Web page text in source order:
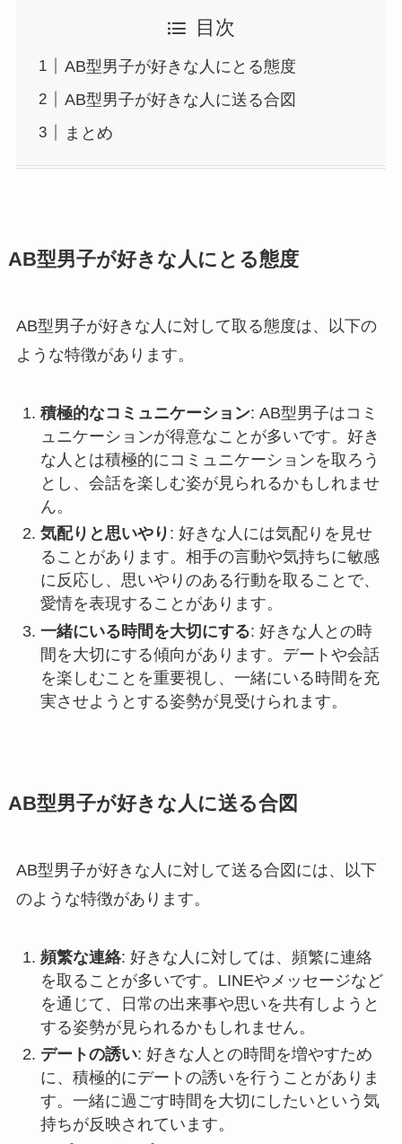
目次
AB型男子が好きな人にとる態度
AB型男子が好きな人に送る合図
まとめ
AB型男子が好きな人にとる態度
AB型男子が好きな人に対して取る態度は、以下の
ような特徴があります。
積極的なコミュニケーション: AB型男子はコミ
ュニケーションが得意なことが多いです。好き
な人とは積極的にコミュニケーションを取ろう
とし、会話を楽しむ姿が見られるかもしれませ
ん。
気配りと思いやり : 好きな人には気配りを見せ
ることがあります。相手の言動や気持ちに敏感
に反応し、思いやりのある行動を取ることで、
愛情を表現することがあります。
一緒にいる時間を大切にする: 好きな人との時
間を大切にする傾向があります。デートや会話
を楽しむことを重要視し、一緒にいる時間を充
実させようとする姿勢が見受けられます。
AB型男子が好きな人に送る合図
AB型男子が好きな人に対して送る合図には、以下
のような特徴があります。
頻繁な連絡: 好きな人に対しては、頻繁に連絡
を取ることが多いです。LINEやメッセージなど
を通じて、日常の出来事や思いを共有しようと
する姿勢が見られるかもしれません。
デートの誘い: 好きな人との時間を増やすため
に、積極的にデートの誘いを行うことがありま
す。一緒に過ごす時間を大切にしたいという気
持ちが反映されています。